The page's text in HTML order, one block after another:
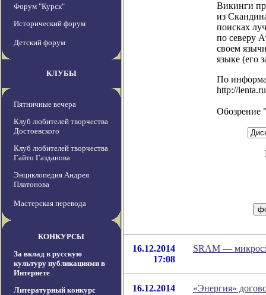
Форум "Курск"
Исторический форум
Детский форум
КЛУБЫ
Пятничные вечера
Клуб любителей творчества
Достоевского
Клуб любителей творчества
Гайто Газданова
Энциклопедия Андрея
Платонова
Мастерская перевода
КОНКУРСЫ
За вклад в русскую
культуру публикациями в
Интернете
Литературный конкурс
Викинги
из
поисках
по северу
своем
языке (его
По
http://
Обозрение
16.12.2014
17:08
SRAM —
16.12.2014
«Энергия»